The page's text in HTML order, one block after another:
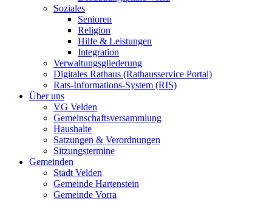
Soziales
Senioren
Religion
Hilfe & Leistungen
Integration
Verwaltungsgliederung
Digitales Rathaus (Rathausservice Portal)
Rats-Informations-System (RIS)
Über uns
VG Velden
Gemeinschaftsversammlung
Haushalte
Satzungen & Verordnungen
Sitzungstermine
Gemeinden
Stadt Velden
Gemeinde Hartenstein
Gemeinde Vorra